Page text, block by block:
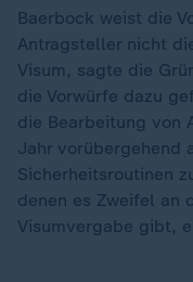
Baerbock weist die
Antragsteller nicht
Visum, sagte die
die Vorwürfe dazu
die Bearbeitung von
Jahr vorübergehend
Sicherheitsroutinen
denen es Zweifel an
Visumvergabe gibt,